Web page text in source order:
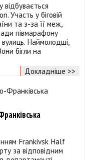
відбувається
Участь у біговій
та з-за її меж,
півмарафону
Наймолодші,
бігли на
Докладніше >>
Frankivsk Half
за відповідним